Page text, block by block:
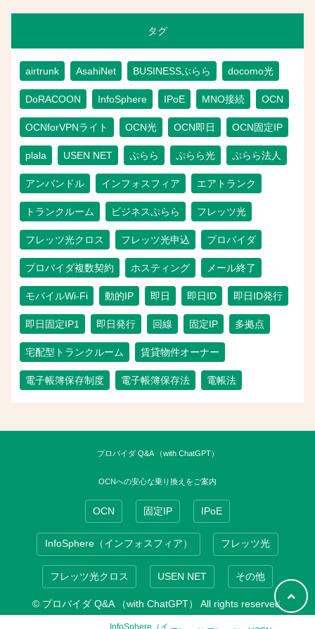
タグ
airtrunk AsahiNet BUSINESSぷらら docomo光
DoRACOON InfoSphere IPoE MNO接続 OCN
OCNforVPNライト OCN光 OCN即日 OCN固定IP
plala USEN NET ぷらら ぷらら光 ぷらら法人
アンバンドル インフォスフィア エアトランク
トランクルーム ビジネスぷらら フレッツ光
フレッツ光クロス フレッツ光申込 プロバイダ
プロバイダ複数契約 ホスティング メール終了
モバイルWi-Fi 動的IP 即日 即日ID 即日ID発行
即日固定IP1 即日発行 回線 固定IP 多拠点
宅配型トランクルーム 賃貸物件オーナー
電子帳簿保存制度 電子帳簿保存法 電帳法
プロバイダ Q&A （with ChatGPT）
OCNへの安心な乗り換えをご案内
OCN 固定IP IPoE
InfoSphere（インフォスフィア） フレッツ光
フレッツ光クロス USEN NET その他
© プロバイダ Q&A （with ChatGPT） All rights reserved.
InfoSphere（イ